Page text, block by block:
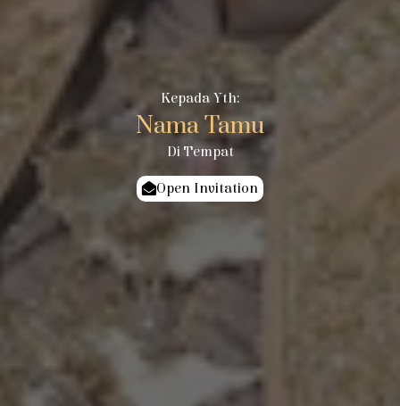
Kepada Yth:
Nama Tamu
Di Tempat
Open Invitation